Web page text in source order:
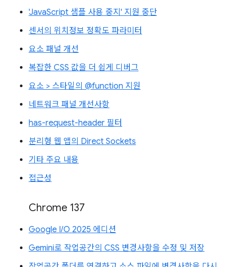
'JavaScript 샘플 사용 중지' 지원 중단
센서의 위치정보 정확도 파라미터
요소 패널 개선
복잡한 CSS 값을 더 쉽게 디버그
요소 > 스타일의 @function 지원
네트워크 패널 개선사항
has-request-header 필터
분리형 웹 앱의 Direct Sockets
기타 주요 내용
접근성
Chrome 137
Google I/O 2025 에디션
Gemini로 작업공간의 CSS 변경사항을 수정 및 저장